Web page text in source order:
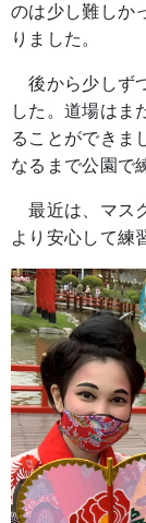
のは少し難しか
りました。
後から少しず
した。道場はま
ることができま
なるまで公園で
最近は、マス
より安心して練